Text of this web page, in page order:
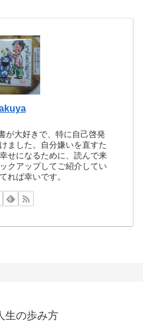
が大好きで、特に自己啓発
ました。自分嫌いを直すた
せになるために、読んで来
クアップしてご紹介してい
れば幸いです。
生の歩み方